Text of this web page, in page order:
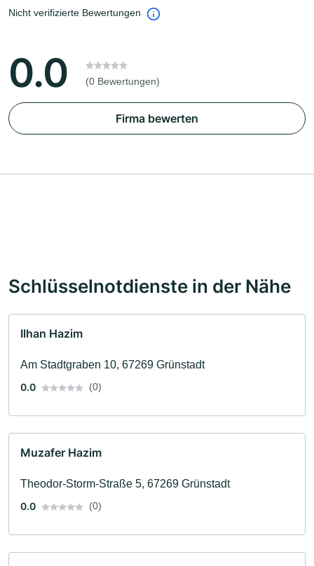
Nicht verifizierte Bewertungen
0.0 (0 Bewertungen)
Firma bewerten
Schlüsselnotdienste in der Nähe
Ilhan Hazim
Am Stadtgraben 10, 67269 Grünstadt
0.0
(0)
Muzafer Hazim
Theodor-Storm-Straße 5, 67269 Grünstadt
0.0
(0)